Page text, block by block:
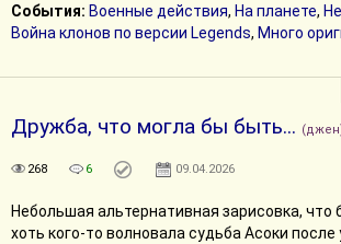
События: Военные действия, На планете,
Война клонов по версии Legends, Много
Дружба, что могла бы быть...
268 6 09.04.2026
Небольшая альтернативная зарисовка, что
хоть кого-то волновала судьба Асоки после